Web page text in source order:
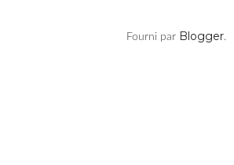
Fourni par Blogger.